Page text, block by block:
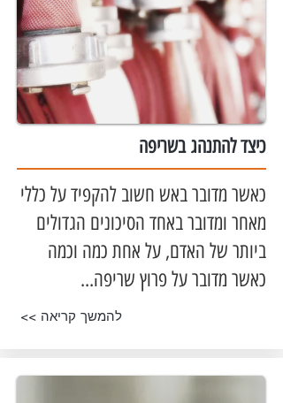
כיצד להתנהג בשריפה
כאשר מדובר באש חשוב להקפיד על כללי
מאחר ומדובר באחד הסיכונים הגדולים
ביותר של האדם, על אחת כמה וכמה
כאשר מדובר על פרוץ שריפה...
<< להמשך קריאה